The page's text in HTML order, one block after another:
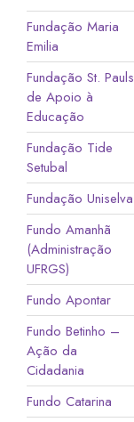
Fundação Maria
Emilia
Fundação St. Pauls
de Apoio à
Educação
Fundação Tide
Setubal
Fundação Uniselva
Fundo Amanhã
(Administração
UFRGS)
Fundo Apontar
Fundo Betinho –
Ação da
Cidadania
Fundo Catarina